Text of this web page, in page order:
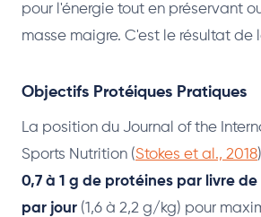
pour l'énergie tout en préservant
masse maigre. C'est le résultat de
Objectifs Protéiques Pratiques
La position du Journal of the
Sports Nutrition (Stokes et al., 2018
0,7 à 1 g de protéines par livre
par jour (1,6 à 2,2 g/kg) pour